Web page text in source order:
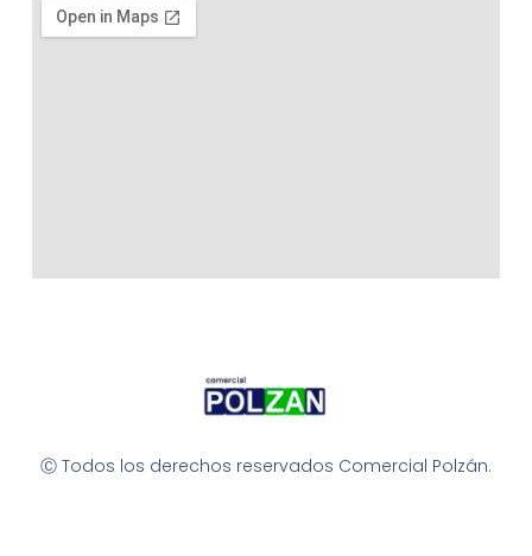
Ⓒ Todos los derechos reservados Comercial Polzán.